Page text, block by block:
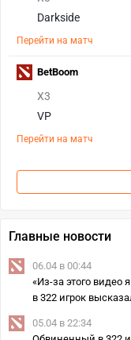
Darkside
Перейти на матч
X3
VP
Перейти на матч
BetBoom
Главные новости
06.04 в 00:44
«Из-за этого видео
в 322 игрок
05.04 в 22:34